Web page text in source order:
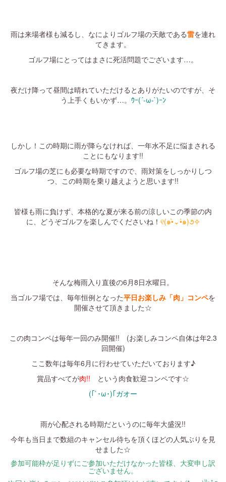
雨は来場者様も減るし、なによりゴルフ場の天敵である雷を連れ
てきます。
ゴルフ場にとってはまさに死活問題でございます…。
夜だけ降って昼間は晴れていただけるとありがたいのですが、そ
う上手くもいかず…。 ｳｰ(´-ω-`)ｰﾝ
しかし！この時期に雨が降らなければ、一年水不足に悩まされる
ことにもなります!!
ゴルフ場の芝にも必要な時期ですので、雨対策をしっかりしつ
つ、この時期を乗り越えようと思います!!
皆様も雨に負けず、本格的な夏が来る前の涼しいこの季節の内
に、どうぞゴルフを楽しんでくださいね！ ୧(๑•̀⌄•́๑)૭✧
そんな梅雨入り直後の6月8日水曜日。
当ゴルフ場では、毎年恒例となった平日お楽しみ「肉」コンペを
開催させて頂きました☆
この肉コンペは毎年一回のみ開催!! (お楽しみコンペ自体は年2.3
回開催)
ここ数年は毎年6月に行わせていただいております♪
賞品すべてが肉!! という肉食歓迎コンペです☆
(｢`･ω･)｢ガオー
雨が心配される時期だというのに毎年大盛況!!
今年も当日まで数組のキャンセル待ちを頂くほどの人気ぶりを見
せました☆
参加可能枠が足りずにご参加いただけなかった皆様、大変申し訳
ございません。